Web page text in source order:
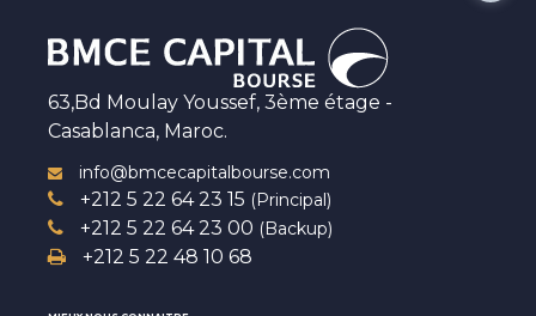
63,Bd Moulay Youssef, 3ème étage -
Casablanca, Maroc.
info@bmcecapitalbourse.com
+212 5 22 64 23 15 (Principal)
+212 5 22 64 23 00 (Backup)
+212 5 22 48 10 68